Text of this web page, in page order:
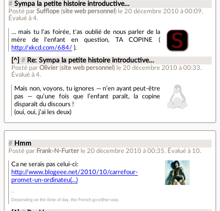
# Sympa la petite histoire introductive…
Posté par Sufflope (site web personnel ) le 20 décembre 2010 à 00:09.
Évalué à 4.
… mais tu l'as foirée, t'as oublié de nous parler de la
mère de l'enfant en question, TA COPINE (
http://xkcd.com/684/ ).
[^] # Re: Sympa la petite histoire introductive…
Posté parOlivier (site web personnel ) le 20 décembre 2010 à 00:33.
Évalué à4.
Mais non, voyons, tu ignores — n’en ayant peut-être
pas — qu’une fois que l’enfant paraît, la copine
disparaît du discours !
(oui, oui, j’ai les deux)
# Hmm
Posté par Frank-N-Furter le 20 décembre 2010 à 00:35. Évalué à 10.
Ca ne serais pas celui-ci:
http://www.blogeee.net/2010/10/carrefour-
promet-un-ordinateu(...)
Depending on the time of day, the French go either way.